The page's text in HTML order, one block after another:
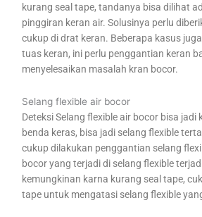
kurang seal tape, tandanya bisa dilihat
pinggiran keran air. Solusinya perlu
cukup di drat keran. Beberapa kasus
tuas keran, ini perlu penggantian keran
menyelesaikan masalah kran bocor.
Selang flexible air bocor
Deteksi Selang flexible air bocor bisa jadi
benda keras, bisa jadi selang flexible
cukup dilakukan penggantian selang
bocor yang terjadi di selang flexible
kemungkinan karna kurang seal tape,
tape untuk mengatasi selang flexible